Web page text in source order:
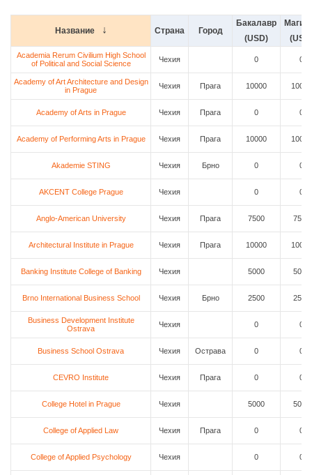
Название Страна Город
Бакалавр
(USD)
Academia Rerum Civilium High School
of Political and Social Science
Чехия 0 0
Academy of Art Architecture and Design
in Prague
Чехия Прага 10000 10000
Academy of Arts in Prague Чехия Прага 0 0
Academy of Performing Arts in Prague Чехия Прага 10000 10000
Akademie STING Чехия Брно 0 0
AKCENT College Prague Чехия 0 0
Anglo-American University Чехия Прага 7500 7500
Architectural Institute in Prague Чехия Прага 10000 10000
Banking Institute College of Banking Чехия 5000 5000
Brno International Business School Чехия Брно 2500 2500
Business Development Institute
Ostrava
Чехия 0 0
Business School Ostrava Чехия Острава 0 0
CEVRO Institute Чехия Прага 0 0
College Hotel in Prague Чехия 5000 5000
College of Applied Law Чехия Прага 0 0
College of Applied Psychology Чехия 0 0